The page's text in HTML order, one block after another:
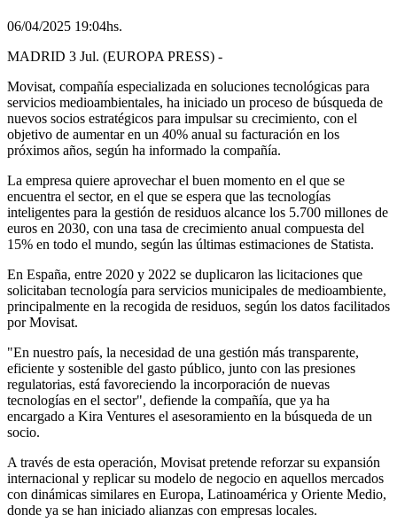
06/04/2025 19:04hs.
MADRID 3 Jul. (EUROPA PRESS) -
Movisat, compañía especializada en soluciones tecnológicas para
servicios medioambientales, ha iniciado un proceso de búsqueda de
nuevos socios estratégicos para impulsar su crecimiento, con el
objetivo de aumentar en un 40% anual su facturación en los
próximos años, según ha informado la compañía.
La empresa quiere aprovechar el buen momento en el que se
encuentra el sector, en el que se espera que las tecnologías
inteligentes para la gestión de residuos alcance los 5.700 millones de
euros en 2030, con una tasa de crecimiento anual compuesta del
15% en todo el mundo, según las últimas estimaciones de Statista.
En España, entre 2020 y 2022 se duplicaron las licitaciones que
solicitaban tecnología para servicios municipales de medioambiente,
principalmente en la recogida de residuos, según los datos facilitados
por Movisat.
"En nuestro país, la necesidad de una gestión más transparente,
eficiente y sostenible del gasto público, junto con las presiones
regulatorias, está favoreciendo la incorporación de nuevas
tecnologías en el sector", defiende la compañía, que ya ha
encargado a Kira Ventures el asesoramiento en la búsqueda de un
socio.
A través de esta operación, Movisat pretende reforzar su expansión
internacional y replicar su modelo de negocio en aquellos mercados
con dinámicas similares en Europa, Latinoamérica y Oriente Medio,
donde ya se han iniciado alianzas con empresas locales.